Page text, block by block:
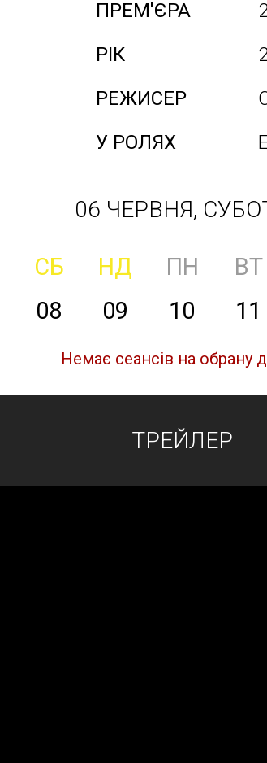
ПРЕМ'ЄРА
РІК
РЕЖИСЕР
У РОЛЯХ
06 ЧЕРВНЯ,
СБ НД ПН ВТ
08 09 10 11
Немає сеансів на обрану
ТРЕЙЛЕР